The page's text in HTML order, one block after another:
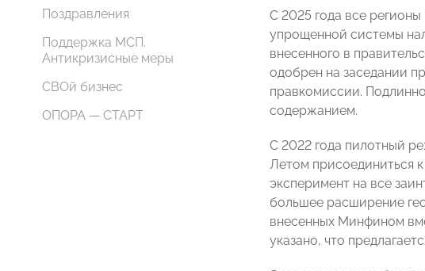
Поздравления
Поддержка МСП.
Антикризисные меры
СВОй бизнес
ОПОРА — СТАРТ
С 2025 года все
упрощенной системы
внесенного в
одобрен на заседании
правкомиссии.
содержанием.
С 2022 года пилотный
Летом присоединиться
эксперимент на все
большее расширение
внесенных Минфином
указано, что